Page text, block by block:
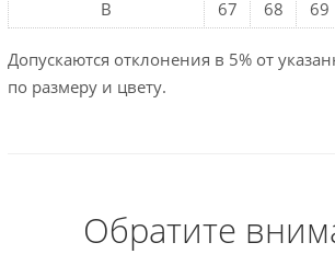
B
67 68 69
Допускаются отклонения в 5% от
по размеру и цвету.
Обратите